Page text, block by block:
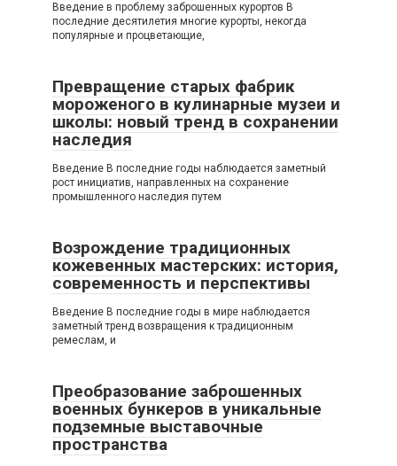
Введение в проблему заброшенных курортов В
последние десятилетия многие курорты, некогда
популярные и процветающие,
Превращение старых фабрик
мороженого в кулинарные музеи и
школы: новый тренд в сохранении
наследия
Введение В последние годы наблюдается заметный
рост инициатив, направленных на сохранение
промышленного наследия путем
Возрождение традиционных
кожевенных мастерских: история,
современность и перспективы
Введение В последние годы в мире наблюдается
заметный тренд возвращения к традиционным
ремеслам, и
Преобразование заброшенных
военных бункеров в уникальные
подземные выставочные
пространства